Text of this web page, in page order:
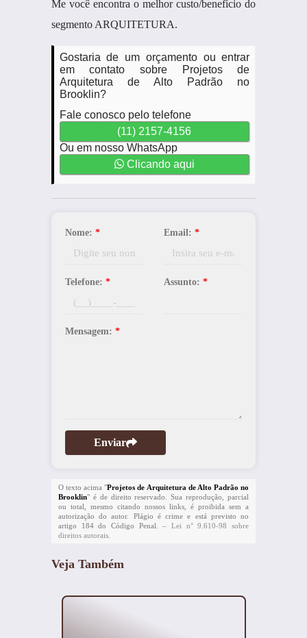
Me você encontra o melhor custo/benefício do
segmento ARQUITETURA.
Gostaria de um orçamento ou entrar
em contato sobre Projetos de
Arquitetura de Alto Padrão no
Brooklin?
Fale conosco pelo telefone
(11) 2157-4156
Ou em nosso WhatsApp
Clicando aqui
Nome: * Email: *
Telefone: * Assunto: *
Mensagem: *
Enviar
O texto acima "Projetos de Arquitetura de Alto Padrão no
Brooklin" é de direito reservado. Sua reprodução, parcial
ou total, mesmo citando nossos links, é proibida sem a
autorização do autor. Plágio é crime e está previsto no
artigo 184 do Código Penal. –Lei n° 9.610-98 sobre
direitos autorais.
Veja Também